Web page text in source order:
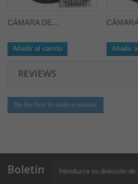
CÁMARA DE...
Añadir al carrito Añadir
REVIEWS
Be the first to write a review!
Boletín